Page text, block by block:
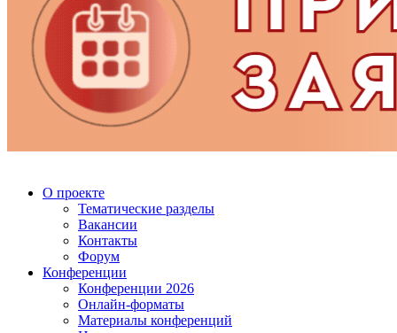
О проекте
Тематические разделы
Вакансии
Контакты
Форум
Конференции
Конференции 2026
Онлайн-форматы
Материалы конференций